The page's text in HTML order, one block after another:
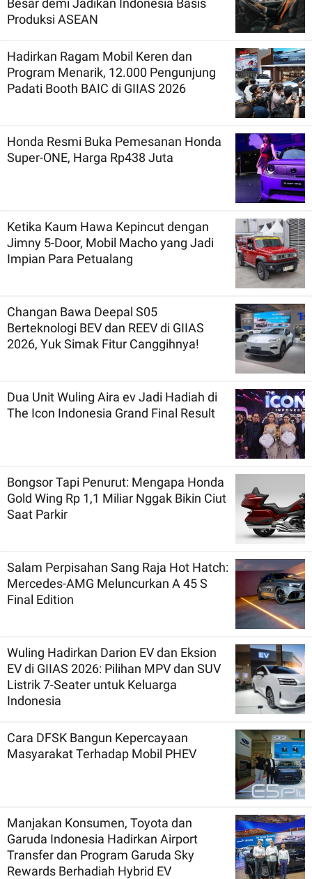
Besar demi Jadikan Indonesia Basis
Produksi ASEAN
Hadirkan Ragam Mobil Keren dan
Program Menarik, 12.000 Pengunjung
Padati Booth BAIC di GIIAS 2026
Honda Resmi Buka Pemesanan Honda
Super-ONE, Harga Rp438 Juta
Ketika Kaum Hawa Kepincut dengan
Jimny 5-Door, Mobil Macho yang Jadi
Impian Para Petualang
Changan Bawa Deepal S05
Berteknologi BEV dan REEV di GIIAS
2026, Yuk Simak Fitur Canggihnya!
Dua Unit Wuling Aira ev Jadi Hadiah di
The Icon Indonesia Grand Final Result
Bongsor Tapi Penurut: Mengapa Honda
Gold Wing Rp 1,1 Miliar Nggak Bikin Ciut
Saat Parkir
Salam Perpisahan Sang Raja Hot Hatch:
Mercedes-AMG Meluncurkan A 45 S
Final Edition
Wuling Hadirkan Darion EV dan Eksion
EV di GIIAS 2026: Pilihan MPV dan SUV
Listrik 7-Seater untuk Keluarga
Indonesia
Cara DFSK Bangun Kepercayaan
Masyarakat Terhadap Mobil PHEV
Manjakan Konsumen, Toyota dan
Garuda Indonesia Hadirkan Airport
Transfer dan Program Garuda Sky
Rewards Berhadiah Hybrid EV